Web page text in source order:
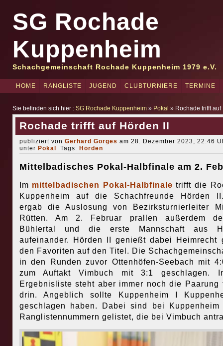
SG Rochade
Kuppenheim
Schachgemeinschaft Rochade Kuppenheim 1979 e.V.
HOME RANGLISTE JUGEND CLUBTURNIERE TERMINE
Sie befinden sich hier : SG Rochade Kuppenheim» Pokal » Rochade trifft auf
Rochade trifft auf Hörden II
publiziert von Gerhard Gorges am 28. Dezember 2023, 22:46
unter Pokal Tags: Hörden
Mittelbadisches Pokal-Halbfinale am 2.
Im mittelbadischen Pokal-Halbfinale trifft die
Kuppenheim auf die Schachfreunde Hörden
ergab die Auslosung von Bezirksturnierleiter
Rütten. Am 2. Februar prallen außerdem
Bühlertal und die erste Mannschaft aus
aufeinander. Hörden II genießt dabei Heimrecht
den Favoriten auf den Titel. Die
in den Runden zuvor Ottenhöfen-Seebach mit
zum Auftakt Vimbuch mit 3:1 geschlagen.
Ergebnisliste steht aber immer noch die Paarung
drin. Angeblich sollte Kuppenheim I
geschlagen haben. Dabei sind bei
Ranglistennummern gelistet, die bei Vimbuch